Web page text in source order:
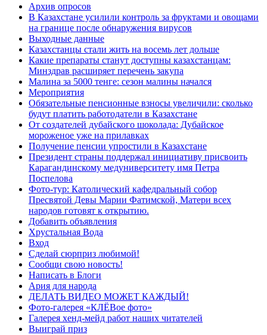
Архив опросов
В Казахстане усилили контроль за фруктами и овощами
на границе после обнаружения вирусов
Выходные данные
Казахстанцы стали жить на восемь лет дольше
Какие препараты станут доступны казахстанцам:
Минздрав расширяет перечень закупа
Малина за 5000 тенге: сезон малины начался
Мероприятия
Обязательные пенсионные взносы увеличили: сколько
будут платить работодатели в Казахстане
От создателей дубайского шоколада: Дубайское
мороженое уже на прилавках
Получение пенсии упростили в Казахстане
Президент страны поддержал инициативу присвоить
Карагандинскому медуниверситету имя Петра
Поспелова
Фото-тур: Католический кафедральный собор
Пресвятой Девы Марии Фатимской, Матери всех
народов готовят к открытию.
Добавить объявления
Хрустальная Вода
Вход
Сделай сюрприз любимой!
Сообщи свою новость!
Написать в Блоги
Ария для народа
ДЕЛАТЬ ВИДЕО МОЖЕТ КАЖДЫЙ!
Фото-галерея «КЛЁВое фото»
Галерея хенд-мейд работ наших читателей
Выиграй приз